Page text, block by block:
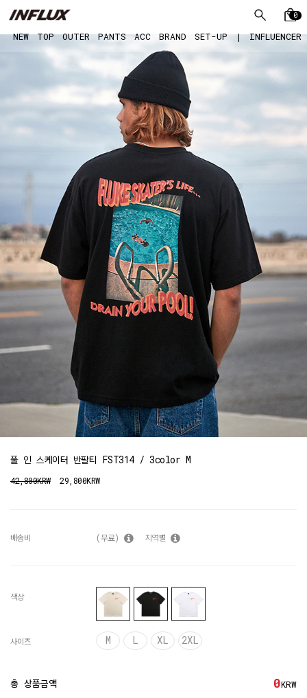
0
NEW TOP OUTER PANTS ACC BRAND SET-UP | INFLUENCER
풀 인 스케이터 반팔티 FST314 / 3color M
42,800KRW 29,800KRW
배송비 (무료) 지역별
색상
사이즈 M L XL 2XL
총 상품금액 0KRW